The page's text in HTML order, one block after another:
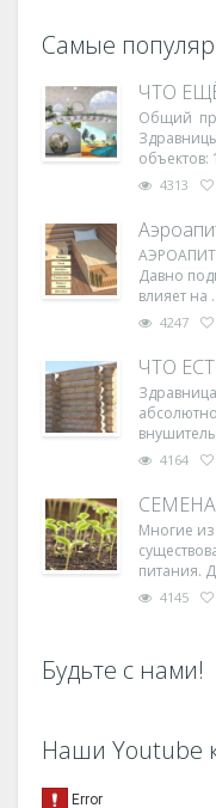
Самые
ЧТО
Общий
объектов:
4313
Давно
влияет на
4247
ЧТО
4164
Многие из
питания.
4145
Будьте с нами!
Наши Youtube